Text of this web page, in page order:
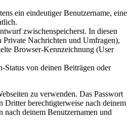
ein eindeutiger Benutzername, eine
zwischenspeicherst. In diesen
Nachrichten und Umfragen),
Browser-Kennzeichnung (User
Status von deinen Beiträgen oder
zu verwenden. Das Passwort
Dritter berechtigterweise nach deinem
nach deinem Benutzernamen und